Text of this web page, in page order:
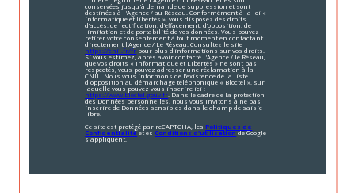
conservées jusqu'à demande de suppression et sont
destinées à l'Agence / au Réseau. Conformément à la loi «
informatique et libertés », vous disposez des droits
d’accès, de rectification, d’effacement, d’opposition, de
limitation et de portabilité de vos données. Vous pouvez
retirer votre consentement à tout moment en contactant
directement l’Agence / Le Réseau. Consultez le site
https://cnil.fr/fr pour plus d’informations sur vos droits.
Si vous estimez, après avoir contacté l'Agence / le Réseau,
que vos droits « Informatique et Libertés » ne sont pas
respectés, vous pouvez adresser une réclamation à la
CNIL. Nous vous informons de l’existence de la liste
d'opposition au démarchage téléphonique « Bloctel », sur
laquelle vous pouvez vous inscrire ici :
https://www.bloctel.gouv.fr. Dans le cadre de la protection
des Données personnelles, nous vous invitons à ne pas
inscrire de Données sensibles dans le champ de saisie
libre.
Ce site est protégé par reCAPTCHA, lesPolitiques de
Confidentialitéet es Conditions d'utilisationde Google
s'appliquent.